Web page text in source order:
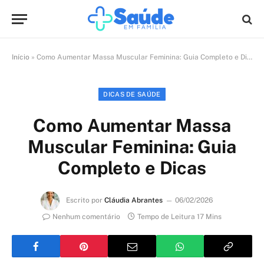
Início » Como Aumentar Massa Muscular Feminina: Guia Completo e Dicas
DICAS DE SAÚDE
Como Aumentar Massa
Muscular Feminina: Guia
Completo e Dicas
Escrito por Cláudia Abrantes
06/02/2026
Nenhum comentário
Tempo de Leitura 17 Mins